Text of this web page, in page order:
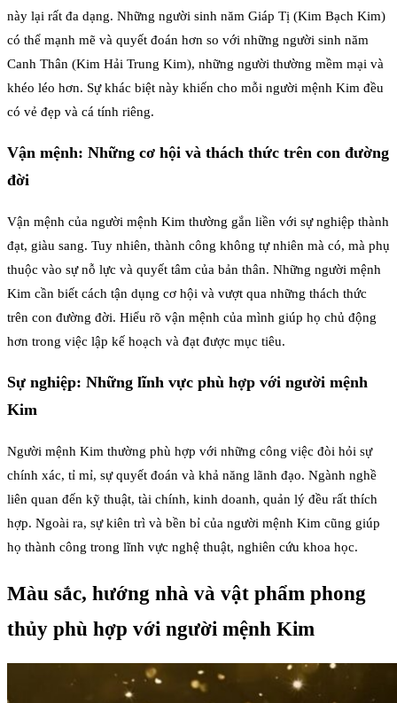
này lại rất đa dạng. Những người sinh năm Giáp Tị (Kim Bạch Kim)
có thể mạnh mẽ và quyết đoán hơn so với những người sinh năm
Canh Thân (Kim Hải Trung Kim), những người thường mềm mại và
khéo léo hơn. Sự khác biệt này khiến cho mỗi người mệnh Kim đều
có vẻ đẹp và cá tính riêng.
Vận mệnh: Những cơ hội và thách thức trên con đường
đời
Vận mệnh của người mệnh Kim thường gắn liền với sự nghiệp thành
đạt, giàu sang. Tuy nhiên, thành công không tự nhiên mà có, mà phụ
thuộc vào sự nỗ lực và quyết tâm của bản thân. Những người mệnh
Kim cần biết cách tận dụng cơ hội và vượt qua những thách thức
trên con đường đời. Hiểu rõ vận mệnh của mình giúp họ chủ động
hơn trong việc lập kế hoạch và đạt được mục tiêu.
Sự nghiệp: Những lĩnh vực phù hợp với người mệnh
Kim
Người mệnh Kim thường phù hợp với những công việc đòi hỏi sự
chính xác, tỉ mỉ, sự quyết đoán và khả năng lãnh đạo. Ngành nghề
liên quan đến kỹ thuật, tài chính, kinh doanh, quản lý đều rất thích
hợp. Ngoài ra, sự kiên trì và bền bỉ của người mệnh Kim cũng giúp
họ thành công trong lĩnh vực nghệ thuật, nghiên cứu khoa học.
Màu sắc, hướng nhà và vật phẩm phong
thủy phù hợp với người mệnh Kim